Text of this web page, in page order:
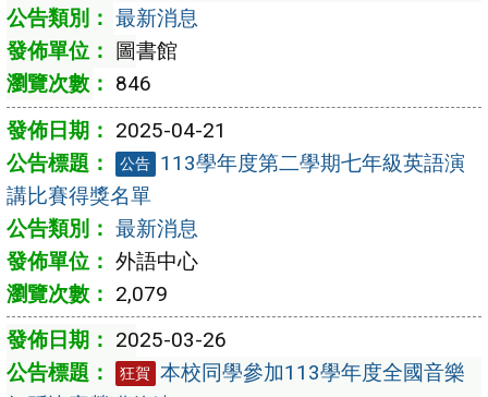
最新消息
圖書館
846
2025-04-21
公告 113學年度第二學期七年級英語演
講比賽得獎名單
最新消息
外語中心
2,079
2025-03-26
狂賀 本校同學參加113學年度全國音樂